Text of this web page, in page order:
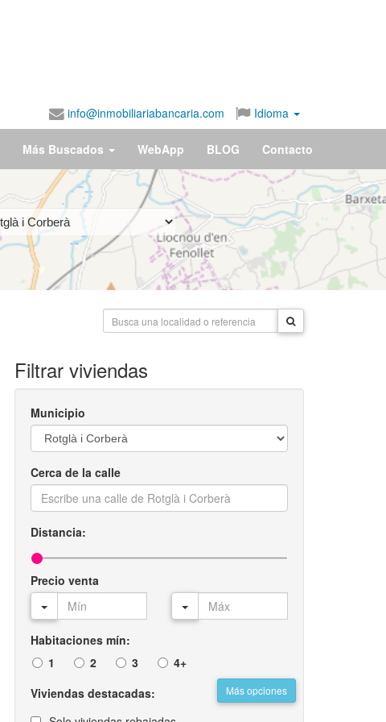
info@inmobiliariabancaria.com Idioma
Más Buscados WebApp BLOG Contacto
Filtrar viviendas
Municipio
Cerca de la calle
Distancia:
Precio venta
Habitaciones mín:
1
2 3 4+
Más opciones
Viviendas destacadas: